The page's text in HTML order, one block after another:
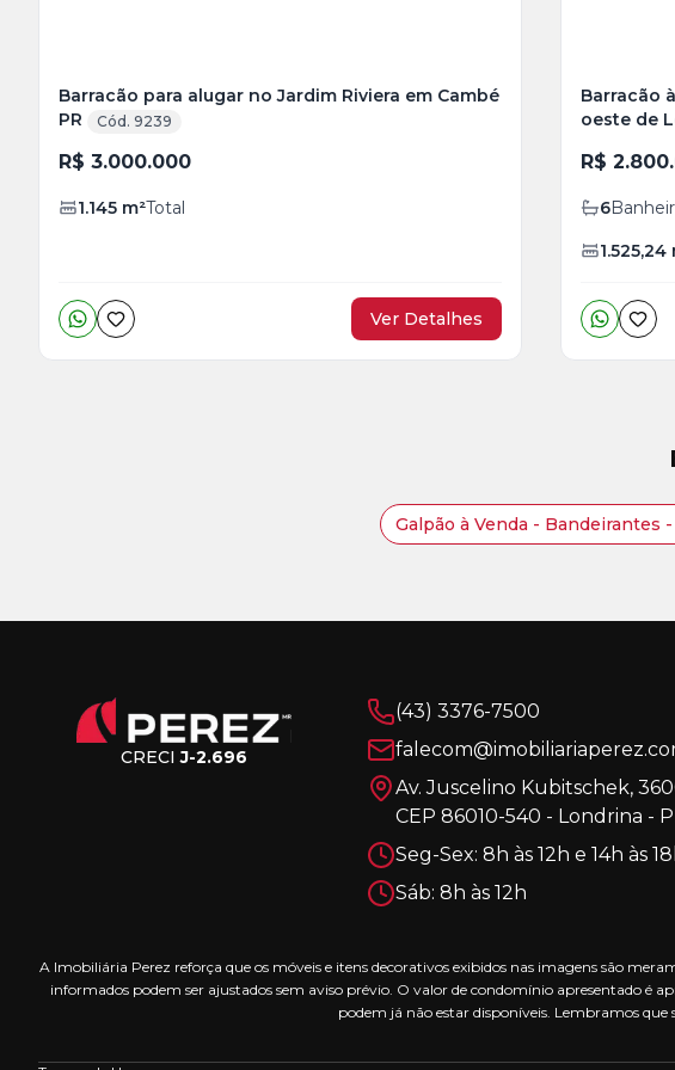
Barracão para alugar no Jardim Riviera em Cambé
PR
Cód. 9239
R$ 3.000.000
1.145 m²Total
Ver Detalhes
Barracão
oeste de
R$
6
1.525,24
Galpão à Venda - Bandeirantes
CRECIJ-2.696
(43) 3376-7500
Av. Juscelino Kubitschek,
CEP 86010-540 - Londrina -
Seg-Sex: 8h às 12h e 14h às
Sáb: 8h às 12h
A Imobiliária Perez reforça que os móveis e itens decorativos exibidos nas imagens são
informados podem ser ajustados sem aviso prévio. O valor de condomínio apresentado é
podem já não estar disponíveis. Lembramos que